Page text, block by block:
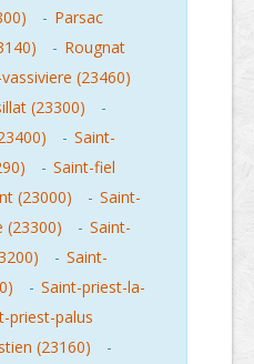
- Parsac
- Rougnat
(23460)
(23300)
-
- Saint-
- Saint-fiel
(23000) - Saint-
(23300)
- Saint-
- Saint-
- Saint-priest-la-
priest-palus
(23160)
-